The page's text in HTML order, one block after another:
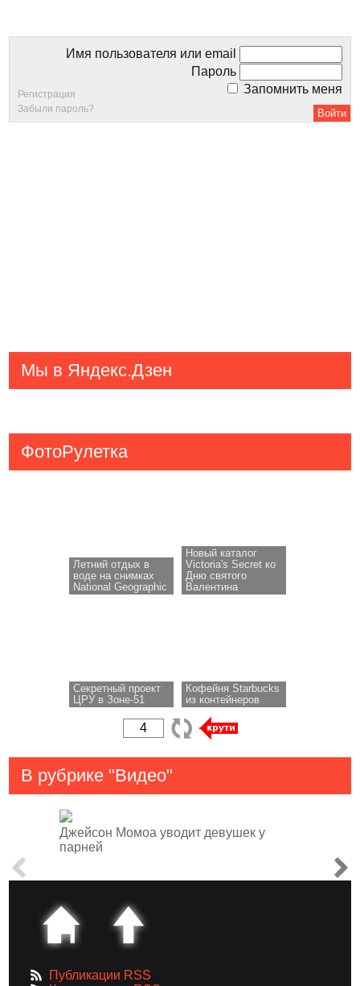
Имя пользователя или email
Пароль
Запомнить меня
Регистрация
Забыли пароль?
Мы в Яндекс.Дзен
ФотоРулетка
Летний отдых в
воде на снимках
National Geographic
Новый каталог
Victoria's Secret ко
Дню святого
Валентина
Секретный проект
ЦРУ в Зоне-51
Кофейня Starbucks
из контейнеров
В рубрике "Видео"
Джейсон Момоа уводит девушек у
парней
Публикации RSS